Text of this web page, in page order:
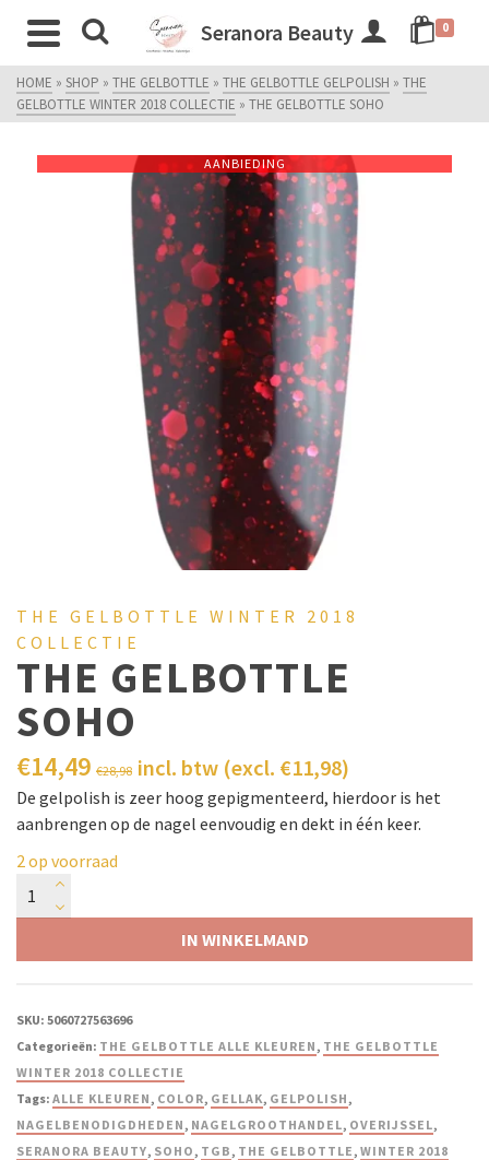
Seranora Beauty 0
HOME » SHOP » THE GELBOTTLE » THE GELBOTTLE GELPOLISH » THE
GELBOTTLE WINTER 2018 COLLECTIE » THE GELBOTTLE SOHO
AANBIEDING
THE GELBOTTLE WINTER 2018
COLLECTIE
THE GELBOTTLE
SOHO
€28,98
€14,49 incl. btw (excl. €11,98)
De gelpolish is zeer hoog gepigmenteerd, hierdoor is het
aanbrengen op de nagel eenvoudig en dekt in één keer.
2 op voorraad
IN WINKELMAND
SKU: 5060727563696
Categorieën: THE GELBOTTLE ALLE KLEUREN, THE GELBOTTLE
WINTER 2018 COLLECTIE
Tags: ALLE KLEUREN, COLOR, GELLAK, GELPOLISH,
NAGELBENODIGDHEDEN, NAGELGROOTHANDEL, OVERIJSSEL,
SERANORA BEAUTY, SOHO, TGB, THE GELBOTTLE, WINTER 2018